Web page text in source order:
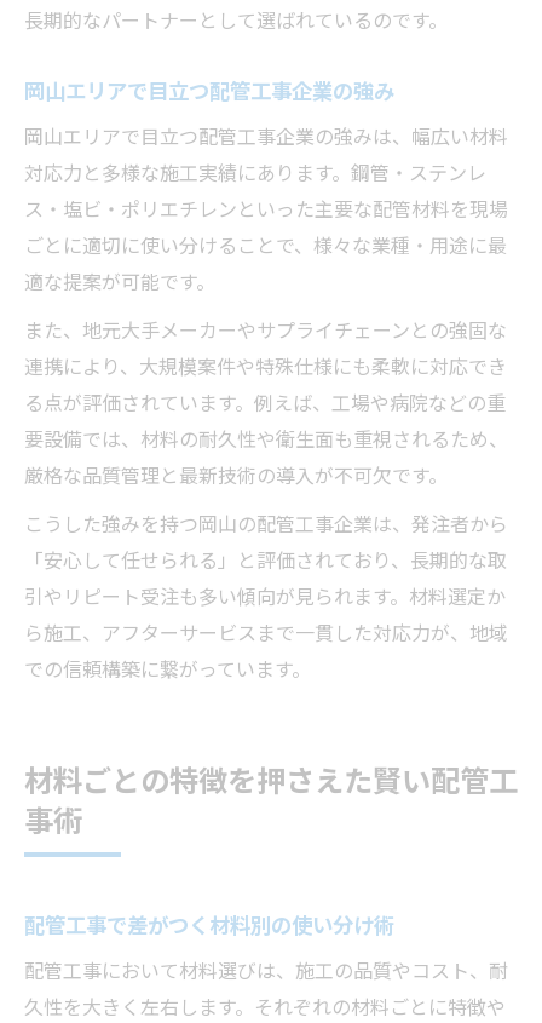
長期的なパートナーとして選ばれているのです。
岡山エリアで目立つ配管工事企業の強み
岡山エリアで目立つ配管工事企業の強みは、幅広い材料
対応力と多様な施工実績にあります。鋼管・ステンレ
ス・塩ビ・ポリエチレンといった主要な配管材料を現場
ごとに適切に使い分けることで、様々な業種・用途に最
適な提案が可能です。
また、地元大手メーカーやサプライチェーンとの強固な
連携により、大規模案件や特殊仕様にも柔軟に対応でき
る点が評価されています。例えば、工場や病院などの重
要設備では、材料の耐久性や衛生面も重視されるため、
厳格な品質管理と最新技術の導入が不可欠です。
こうした強みを持つ岡山の配管工事企業は、発注者から
「安心して任せられる」と評価されており、長期的な取
引やリピート受注も多い傾向が見られます。材料選定か
ら施工、アフターサービスまで一貫した対応力が、地域
での信頼構築に繋がっています。
材料ごとの特徴を押さえた賢い配管工
事術
配管工事で差がつく材料別の使い分け術
配管工事において材料選びは、施工の品質やコスト、耐
久性を大きく左右します。それぞれの材料ごとに特徴や